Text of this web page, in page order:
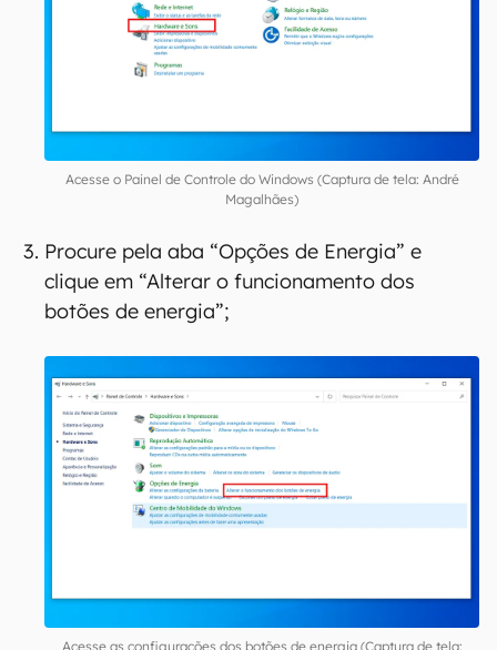
Acesse o Painel de Controle do Windows (Captura de tela: André
Magalhães)
Procure pela aba “Opções de Energia” e
clique em “Alterar o funcionamento dos
botões de energia”;
Acesse as configurações dos botões de energia (Captura de tela: